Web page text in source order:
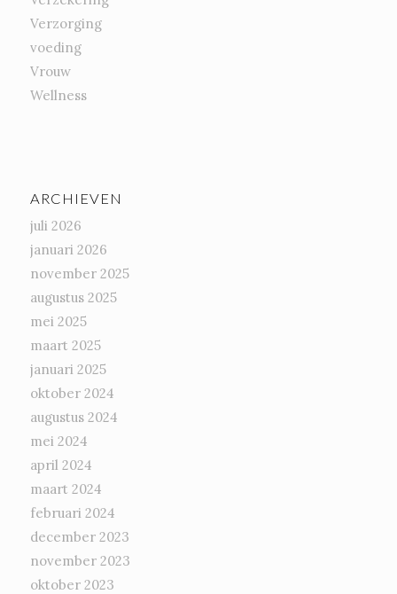
Verzorging
voeding
Vrouw
Wellness
ARCHIEVEN
juli 2026
januari 2026
november 2025
augustus 2025
mei 2025
maart 2025
januari 2025
oktober 2024
augustus 2024
mei 2024
april 2024
maart 2024
februari 2024
december 2023
november 2023
oktober 2023